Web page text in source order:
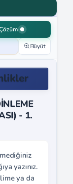
Büyüt
- 1.
yazınız.
ya da